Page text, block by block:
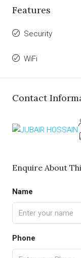
Features
Security
WiFi
Contact
Enquire About
Name
Phone